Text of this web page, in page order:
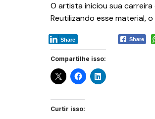
O artista iniciou sua
Reutilizando esse material,
Share
Share
Compartilhe isso:
Curtir isso: